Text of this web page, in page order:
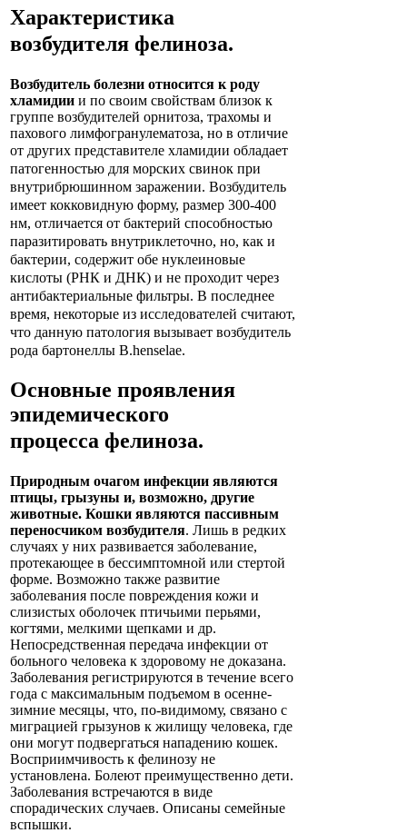
Характеристика
возбудителя фелиноза.
Возбудитель болезни относится к роду
хламидии и по своим свойствам близок к
группе возбудителей орнитоза, трахомы и
пахового лимфогранулематоза, но в отличие
от других представителе хламидии обладает
патогенностью для морских свинок при
внутрибрюшинном заражении. Возбудитель
имеет кокковидную форму, размер 300-400
нм, отличается от бактерий способностью
паразитировать внутриклеточно, но, как и
бактерии, содержит обе нуклеиновые
кислоты (РНК и ДНК) и не проходит через
антибактериальные фильтры. В последнее
время, некоторые из исследователей считают,
что данную патология вызывает возбудитель
рода бартонеллы B.henselae.
Основные проявления
эпидемического
процесса фелиноза.
Природным очагом инфекции являются
птицы, грызуны и, возможно, другие
животные. Кошки являются пассивным
переносчиком возбудителя. Лишь в редких
случаях у них развивается заболевание,
протекающее в бессимптомной или стертой
форме. Возможно также развитие
заболевания после повреждения кожи и
слизистых оболочек птичьими перьями,
когтями, мелкими щепками и др.
Непосредственная передача инфекции от
больного человека к здоровому не доказана.
Заболевания регистрируются в течение всего
года с максимальным подъемом в осенне-
зимние месяцы, что, по-видимому, связано с
миграцией грызунов к жилищу человека, где
они могут подвергаться нападению кошек.
Восприимчивость к фелинозу не
установлена. Болеют преимущественно дети.
Заболевания встречаются в виде
спорадических случаев. Описаны семейные
вспышки.